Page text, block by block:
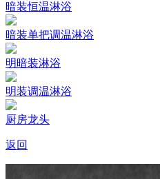
暗装恒温淋浴
暗装单把调温淋浴
明暗装淋浴
明装调温淋浴
厨房龙头
返回